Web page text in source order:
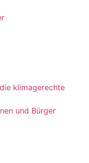
klimagerechte
und Bürger